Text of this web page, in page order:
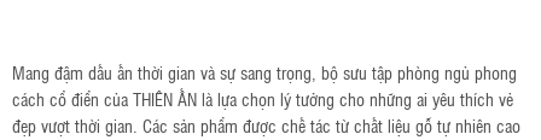
Mang đậm dấu ấn thời gian và sự sang trọng, bộ sưu tập phòng ngủ phong
cách cổ điển của THIÊN ẤN là lựa chọn lý tưởng cho những ai yêu thích vẻ
đẹp vượt thời gian. Các sản phẩm được chế tác từ chất liệu gỗ tự nhiên cao